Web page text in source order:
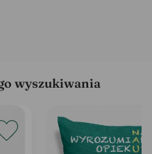
wyszukiwania